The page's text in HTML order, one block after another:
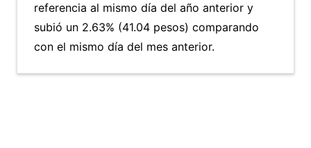
referencia al mismo día del año anterior y
subió un 2.63% (41.04 pesos) comparando
con el mismo día del mes anterior.